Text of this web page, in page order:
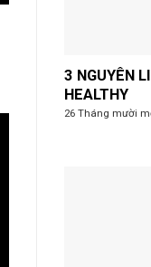
3 NGUYÊN
HEALTHY
26 Tháng mười